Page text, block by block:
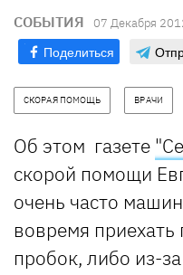
СОБЫТИЯ 07 Декабря
Поделиться
СКОРАЯ ПОМОЩЬ ВРАЧИ
Об этом газете
скорой помощи
очень часто
вовремя
пробок, либо из-